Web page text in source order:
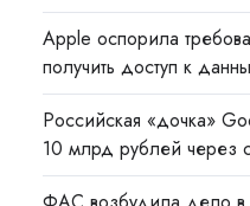
Apple оспорила
получить доступ к
Российская «дочка»
10 млрд рублей через